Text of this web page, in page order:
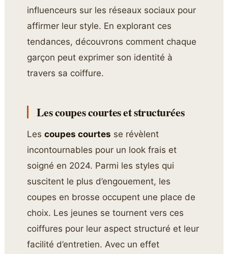
influenceurs sur les réseaux sociaux pour
affirmer leur style. En explorant ces
tendances, découvrons comment chaque
garçon peut exprimer son identité à
travers sa coiffure.
Les coupes courtes et structurées
Lescoupes courtes se révèlent
incontournables pour un look frais et
soigné en 2024. Parmi les styles qui
suscitent le plus d’engouement, les
coupes en brosse occupent une place de
choix. Les jeunes se tournent vers ces
coiffures pour leur aspect structuré et leur
facilité d’entretien. Avec un effet